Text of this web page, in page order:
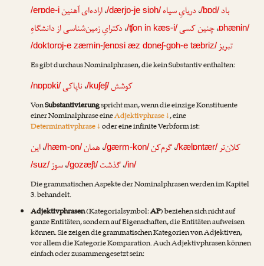
باد /bɒd/،دریایِ سیاه /dærjɒ-je siɒh/،اراده‌ای آهنین /erɒde-i
ɒhænin/،چنین کسی/ʧon in kæs-i/،دکترایِ زمین‌شناسی از دانشگاهِ
تبریز/doktorɒj-e zæmin-ʃenɒsi æz dɒneʃ-gɒh-e tæbriz/
Es gibt durchaus Nominalphrasen, die kein Substantiv enthalten:
کوشش/kuʃeʃ/،ناپاکی/nɒpɒki/
VonSubstantivierungspricht man, wenn die einzige Konstituente
einer Nominalphrase eineAdjektivphrase ↓, eine
Determinativphrase ↓oder eine infinite Verbform ist:
کلان‌تر/kælɒntær/،گرم‌کن/gærm-kon/،همان/hæm-ɒn/،این
/in/،گذشت /gozæʃt/،سوز/suz/
Die grammatischen Aspekte der Nominalphrasen werden im Kapitel
3. behandelt.
Adjektivphrasen(Kategorialsymbol:AP) beziehen sich nicht auf
ganze Entitäten, sondern auf Eigenschaften, die Entitäten aufweisen
können. Sie zeigen die grammatischen Kategorien von Adjektiven,
vor allem die Kategorie Komparation. Auch Adjektivphrasen können
einfach oder zusammengesetzt sein: